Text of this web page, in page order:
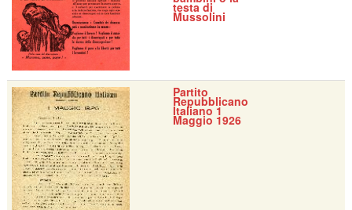
testa di
Mussolini
Partito
Repubblicano
Italiano 1
Maggio 1926